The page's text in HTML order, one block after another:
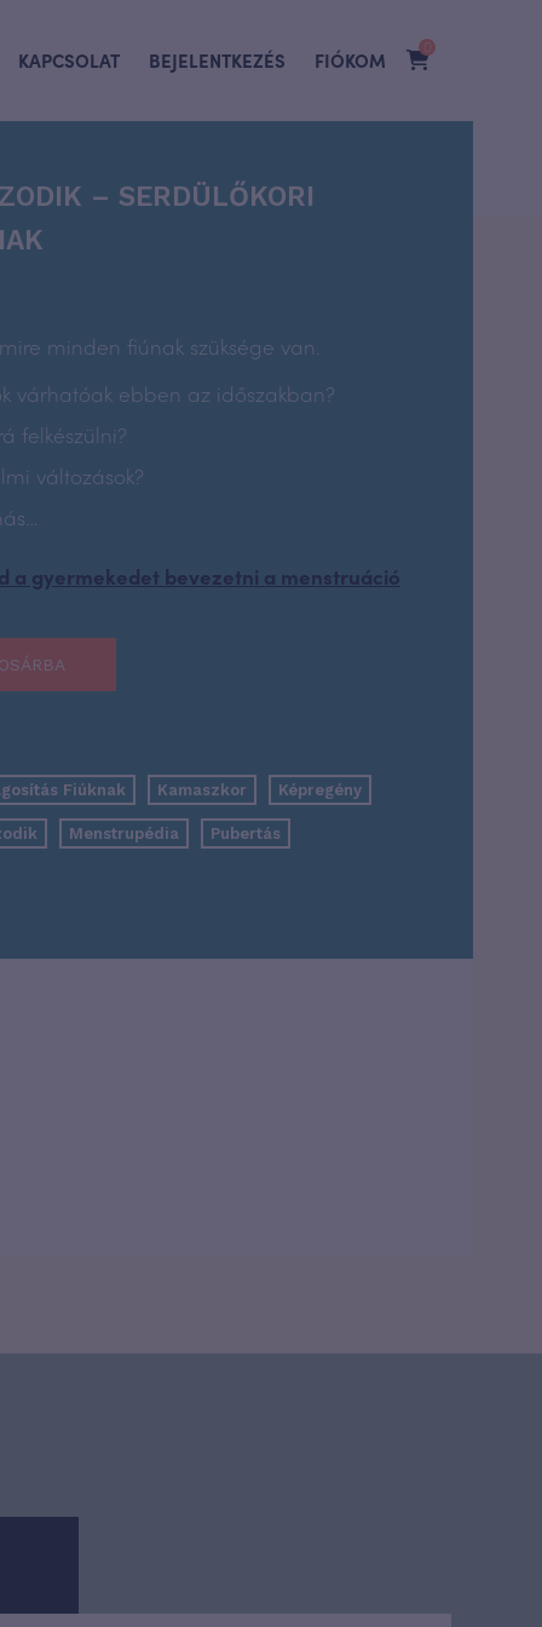
KAPCSOLAT BEJELENTKEZÉS FIÓKOM
0
– SERDÜLŐKORI
minden fiúnak szüksége van.
várhatóak ebben az időszakban?
felkészülni?
változások?
a gyermekedet bevezetni a menstruáció
Fiúknak Kamaszkor Képregény
Menstrupédia Pubertás